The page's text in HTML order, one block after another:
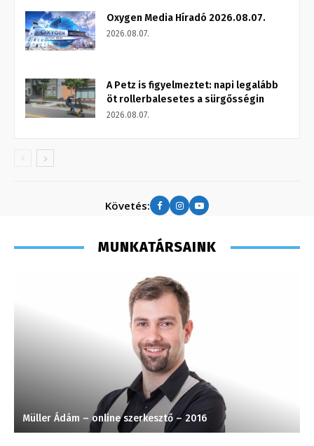
Oxygen Media Híradó 2026.08.07.
2026.08.07.
A Petz is figyelmeztet: napi legalább
öt rollerbalesetes a sürgősségin
2026.08.07.
Követés:
MUNKATÁRSAINK
Müller Ádám – online szerkesztő – 2016